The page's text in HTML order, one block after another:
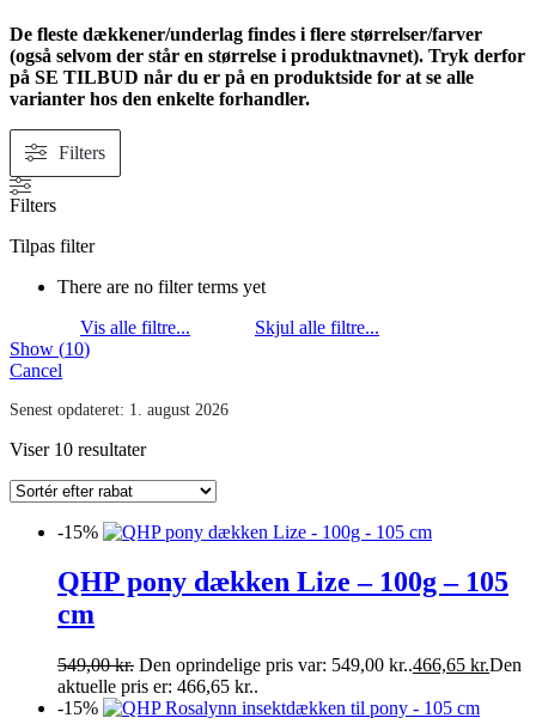
De fleste dækkener/underlag findes i flere størrelser/farver
(også selvom der står en størrelse i produktnavnet). Tryk derfor
på SE TILBUD når du er på en produktside for at se alle
varianter hos den enkelte forhandler.
Filters
Filters
Tilpas filter
There are no filter terms yet
Show (10)
Cancel
Senest opdateret: 1. august 2026
Viser 10 resultater
-15%
QHP pony dækken Lize – 100g – 105
cm
549,00kr. Den oprindelige pris var: 549,00 kr..466,65 kr.Den
aktuelle pris er: 466,65 kr..
-15%